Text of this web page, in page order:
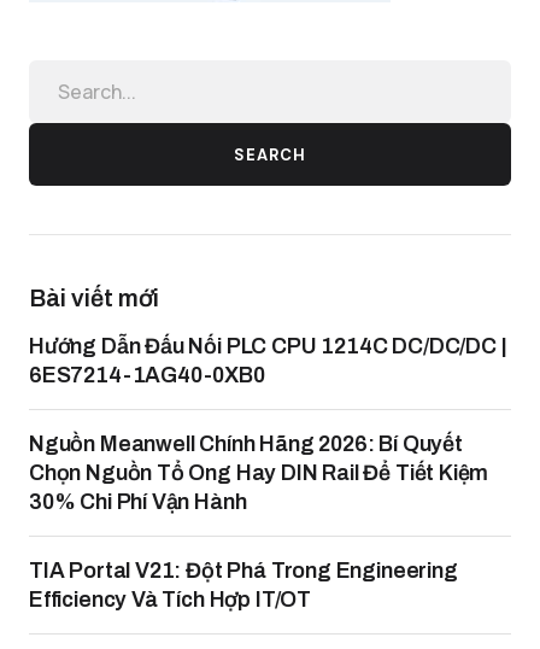
SEARCH
Bài viết mới
Hướng Dẫn Đấu Nối PLC CPU 1214C DC/DC/DC |
6ES7214-1AG40-0XB0
Nguồn Meanwell Chính Hãng 2026: Bí Quyết
Chọn Nguồn Tổ Ong Hay DIN Rail Để Tiết Kiệm
30% Chi Phí Vận Hành
TIA Portal V21: Đột Phá Trong Engineering
Efficiency Và Tích Hợp IT/OT